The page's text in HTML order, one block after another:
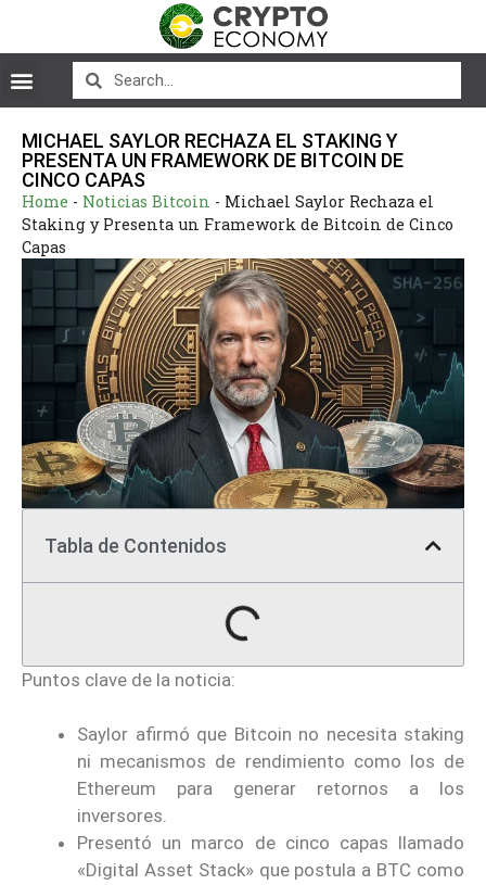
MICHAEL SAYLOR RECHAZA EL STAKING Y
PRESENTA UN FRAMEWORK DE BITCOIN DE
CINCO CAPAS
Home - Noticias Bitcoin - Michael Saylor Rechaza el
Staking y Presenta un Framework de Bitcoin de Cinco
Capas
Tabla de Contenidos
Puntos clave de la noticia:
Saylor afirmó que Bitcoin no necesita staking
ni mecanismos de rendimiento como los de
Ethereum para generar retornos a los
inversores.
Presentó un marco de cinco capas llamado
«Digital Asset Stack» que postula a BTC como